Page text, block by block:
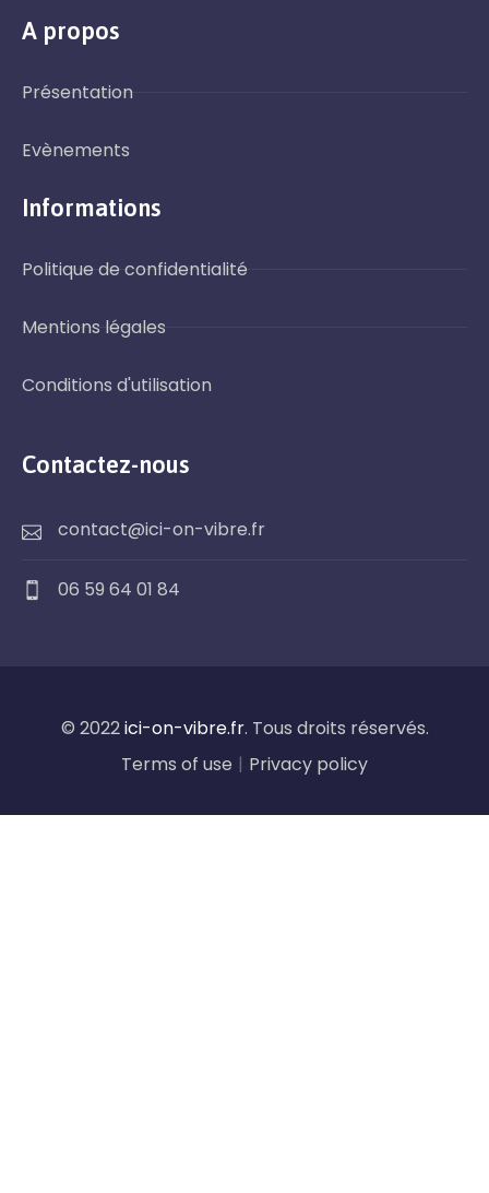
A propos
Présentation
Evènements
Informations
Politique de confidentialité
Mentions légales
Conditions d'utilisation
Contactez-nous
contact@ici-on-vibre.fr
06 59 64 01 84
© 2022ici-on-vibre.fr. Tous droits réservés.
Terms of use | Privacy policy